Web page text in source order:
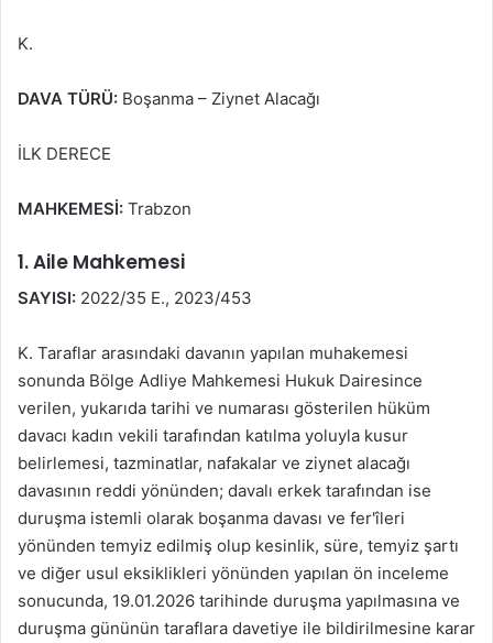
K.
DAVA TÜRÜ: Boşanma – Ziynet Alacağı
İLK DERECE
MAHKEMESİ: Trabzon
1. Aile Mahkemesi
SAYISI: 2022/35 E., 2023/453
K. Taraflar arasındaki davanın yapılan muhakemesi
sonunda Bölge Adliye Mahkemesi Hukuk Dairesince
verilen, yukarıda tarihi ve numarası gösterilen hüküm
davacı kadın vekili tarafından katılma yoluyla kusur
belirlemesi, tazminatlar, nafakalar ve ziynet alacağı
davasının reddi yönünden; davalı erkek tarafından ise
duruşma istemli olarak boşanma davası ve fer'îleri
yönünden temyiz edilmiş olup kesinlik, süre, temyiz şartı
ve diğer usul eksiklikleri yönünden yapılan ön inceleme
sonucunda, 19.01.2026 tarihinde duruşma yapılmasına ve
duruşma gününün taraflara davetiye ile bildirilmesine karar